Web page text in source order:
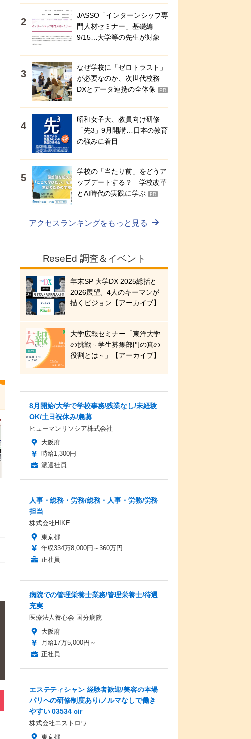
JASSO「インターンシップ専
門人材セミナー」基礎編
9/15…大学等の先生が対象
なぜ学校に「ゼロトラスト」
が必要なのか、次世代校務
DXとデータ連携の全体像
PR
昭和女子大、教員向け研修
「先3」9月開講…日本の教育
の強みに着目
学校の「当たり前」をどうア
ップデートする？ 学校改革
とAI時代の実践に学ぶ
PR
アクセスランキングをもっと見る
ReseEd 調査＆イベント
年末SP 大学DX 2025総括と
2026展望、4人のキーマンが
描くビジョン【アーカイブ】
大学広報セミナー「東洋大学
の挑戦～学生募集部門の真の
役割とは～」【アーカイブ】
8月開始/大学で学校事務/残業なし/未経験
OK/土日祝休み/急募
ヒューマンリソシア株式会社
大阪府
時給1,300円
派遣社員
人事・総務・労務/総務・人事・労務/労務
担当
株式会社HIKE
東京都
年収334万8,000円～360万円
正社員
病院での管理栄養士業務/管理栄養士/待遇
充実
医療法人養心会 国分病院
大阪府
月給17万5,000円～
正社員
エステティシャン 経験者歓迎/美容の本場
パリへの研修制度あり/ノルマなしで働き
やすい 03534 cir
株式会社エストロワ
東京都